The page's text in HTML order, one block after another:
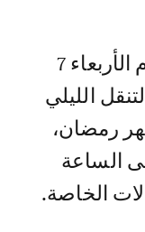
وكانت الحكومة قد أعلنت، يوم الأربعاء 7
التنقل الليلي
رمضان،
الساعة
الخاصة.